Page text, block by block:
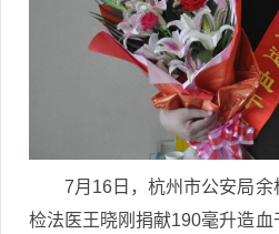
7月16日，杭州市公安局
检法医王晓刚捐献190毫升造